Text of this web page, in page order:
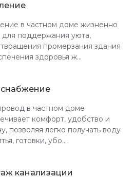
в частном доме жизненно
для поддержания уюта,
промерзания здания
здоровья ж...
в частном доме
комфорт, удобство и
позволяя легко получать воду
готовки, убо...
канализации